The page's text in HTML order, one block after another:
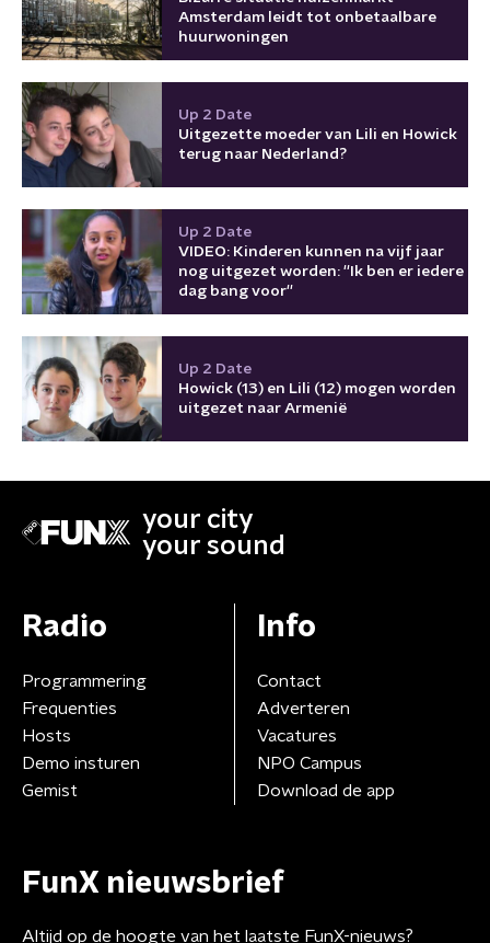
Amsterdam leidt tot onbetaalbare
huurwoningen
Up 2 Date
Uitgezette moeder van Lili en Howick
terug naar Nederland?
Up 2 Date
VIDEO: Kinderen kunnen na vijf jaar
nog uitgezet worden: ''Ik ben er iedere
dag bang voor''
Up 2 Date
Howick (13) en Lili (12) mogen worden
uitgezet naar Armenië
your city
your sound
Radio
Programmering
Frequenties
Hosts
Demo insturen
Gemist
Info
Contact
Adverteren
Vacatures
NPO Campus
Download de app
FunX nieuwsbrief
Altijd op de hoogte van het laatste FunX-nieuws?